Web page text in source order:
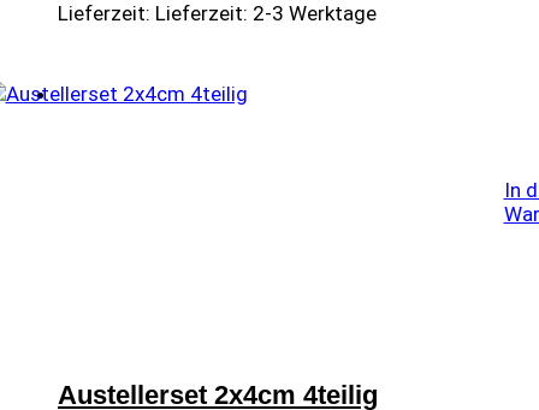
Lieferzeit: Lieferzeit: 2-3 Werktage
In
Austellerset 2x4cm 4teilig